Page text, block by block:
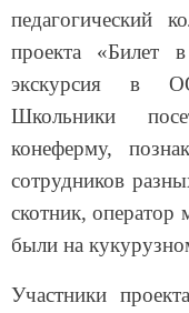
педагогический
проекта «Билет
экскурсия в
Школьники
конеферму,
сотрудников
скотник,
были на
Участники